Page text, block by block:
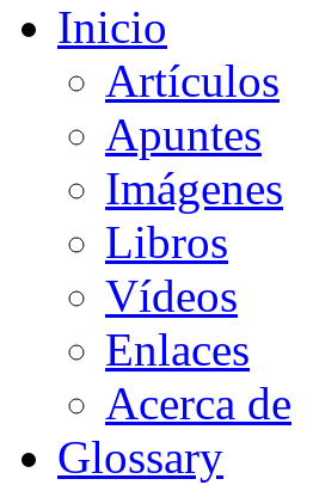
Inicio
Artículos
Apuntes
Imágenes
Libros
Vídeos
Enlaces
Acerca de
Glossary